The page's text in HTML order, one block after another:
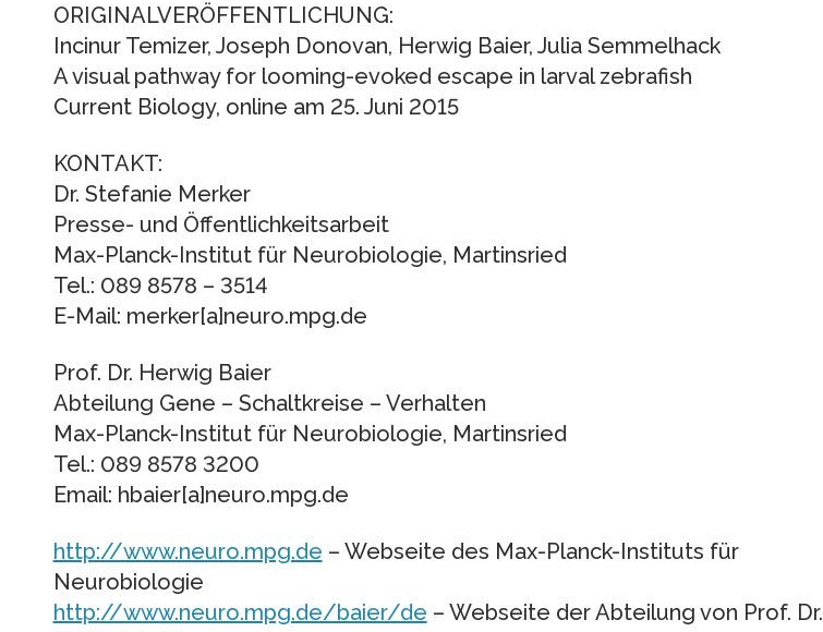
ORIGINALVERÖFFENTLICHUNG:
Incinur Temizer, Joseph Donovan, Herwig Baier, Julia Semmelhack
A visual pathway for looming-evoked escape in larval zebrafish
Current Biology, online am 25. Juni 2015
KONTAKT:
Dr. Stefanie Merker
Presse- und Öffentlichkeitsarbeit
Max-Planck-Institut für Neurobiologie, Martinsried
Tel.: 089 8578 – 3514
E-Mail: merker[a]neuro.mpg.de
Prof. Dr. Herwig Baier
Abteilung Gene – Schaltkreise – Verhalten
Max-Planck-Institut für Neurobiologie, Martinsried
Tel.: 089 8578 3200
Email: hbaier[a]neuro.mpg.de
http://www.neuro.mpg.de – Webseite des Max-Planck-Instituts für
Neurobiologie
http://www.neuro.mpg.de/baier/de – Webseite der Abteilung von Prof. Dr.